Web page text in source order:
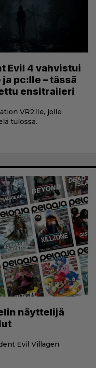
Evil 4 vahvistui
pc:lle – tässä
ensitraileri
VR2:lle, jolle
tulossa.
näyttelijä
Evil Villagen